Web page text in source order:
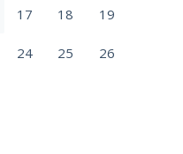
17 18 19
24 25 26